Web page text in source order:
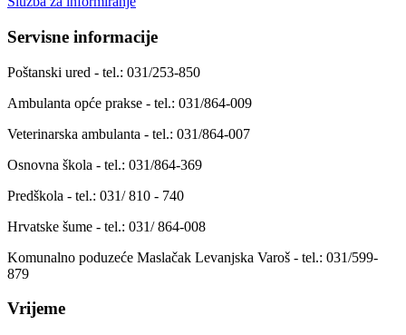
Servisne informacije
Poštanski ured - tel.: 031/253-850
Ambulanta opće prakse - tel.: 031/864-009
Veterinarska ambulanta - tel.: 031/864-007
Osnovna škola - tel.: 031/864-369
Predškola - tel.: 031/ 810 - 740
Hrvatske šume - tel.: 031/ 864-008
Komunalno poduzeće Maslačak Levanjska Varoš - tel.: 031/599-
879
Vrijeme